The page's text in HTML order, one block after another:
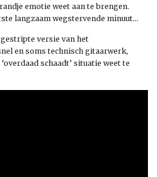
emotie weet aan te brengen.
langzaam wegstervende minuut…
versie van het
en soms technisch gitaarwerk,
schaadt’ situatie weet te